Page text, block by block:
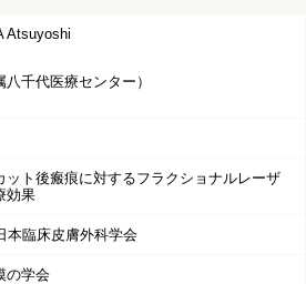
Atsuyoshi
千代医療センター）
ット後瘢痕に対するフラクショナルレーザ
効果
本臨床皮膚外科学会
の学会